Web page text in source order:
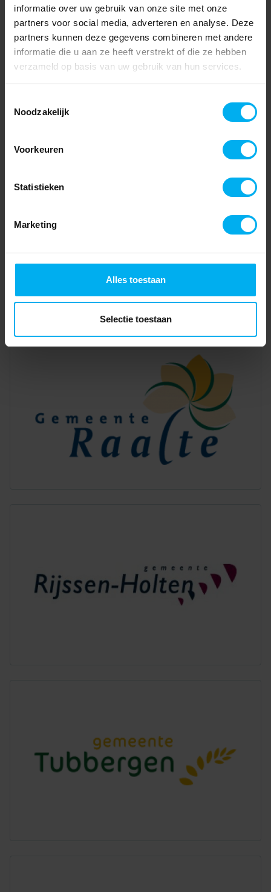
informatie over uw gebruik van onze site met onze
partners voor social media, adverteren en analyse. Deze
partners kunnen deze gegevens combineren met andere
informatie die u aan ze heeft verstrekt of die ze hebben
verzameld op basis van uw gebruik van hun services.
Noodzakelijk
Voorkeuren
Statistieken
Marketing
Alles toestaan
Selectie toestaan